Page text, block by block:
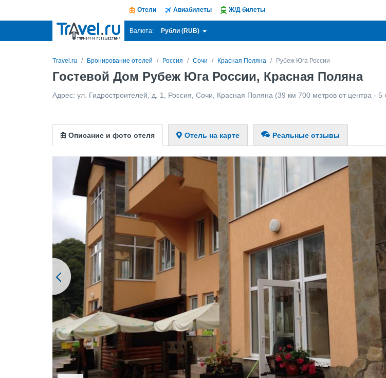
Отели Авиабилеты Ж/Д билеты
Валюта: Рубли (RUB)
Travel.ru Бронирование отелей Россия Сочи Красная Поляна Рубеж Юга России
Гостевой Дом Рубеж Юга России, Красная Поляна
Адрес: ул. Гидростроителей, д. 1 Россия Сочи Красная Поляна (39 км 700 метров от центра -
Описание и фото отеля Отель на карте Реальные отзывы